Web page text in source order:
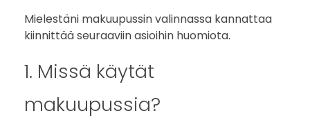
Mielestäni makuupussin valinnassa kannattaa
kiinnittää seuraaviin asioihin huomiota.
1. Missä käytät
makuupussia?